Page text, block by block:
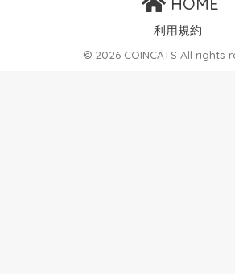
利用規約
© 2026 COINCATS All rights